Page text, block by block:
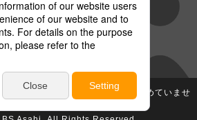
テレ朝チャンネル
有する放送番組等の無断利用は認めていませ
ん。